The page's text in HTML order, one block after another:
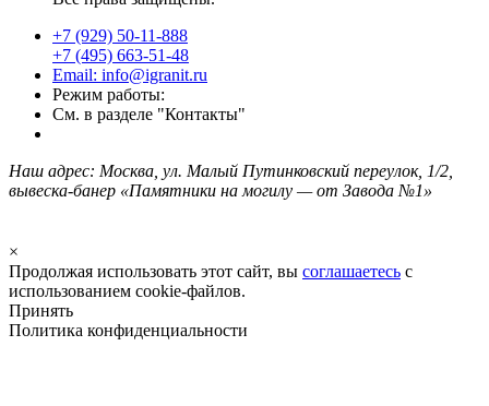
+7 (929) 50-11-888
+7 (495) 663-51-48
Email: info@igranit.ru
Режим работы:
См. в разделе "Контакты"
Наш адрес: Москва, ул. Малый Путинковский переулок, 1/2,
вывеска-банер «Памятники на могилу — от Завода №1»
×
Продолжая использовать этот сайт, вы соглашаетесь с
использованием cookie-файлов.
Принять
Политика конфиденциальности